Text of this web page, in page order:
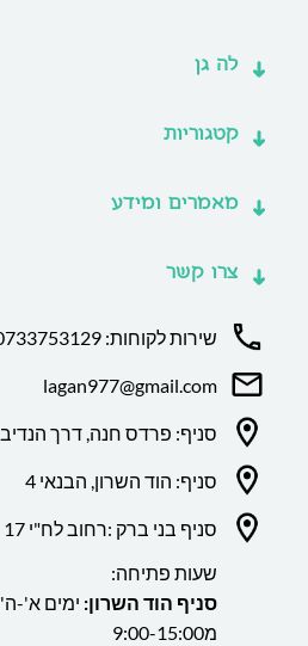
לה גן
קטגוריות
מאמרים ומידע
צרו קשר
שירות לקוחות: 0733753129
lagan977@gmail.com
סניף: פרדס חנה, דרך הנדיב 89
סניף: הוד השרון, הבנאי 4
סניף בני ברק :רחוב לח"י 17
שעות פתיחה:
סניף הוד השרון:
מ9:00-15:00